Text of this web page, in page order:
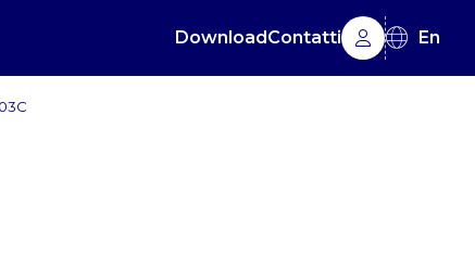
DownloadContatti En